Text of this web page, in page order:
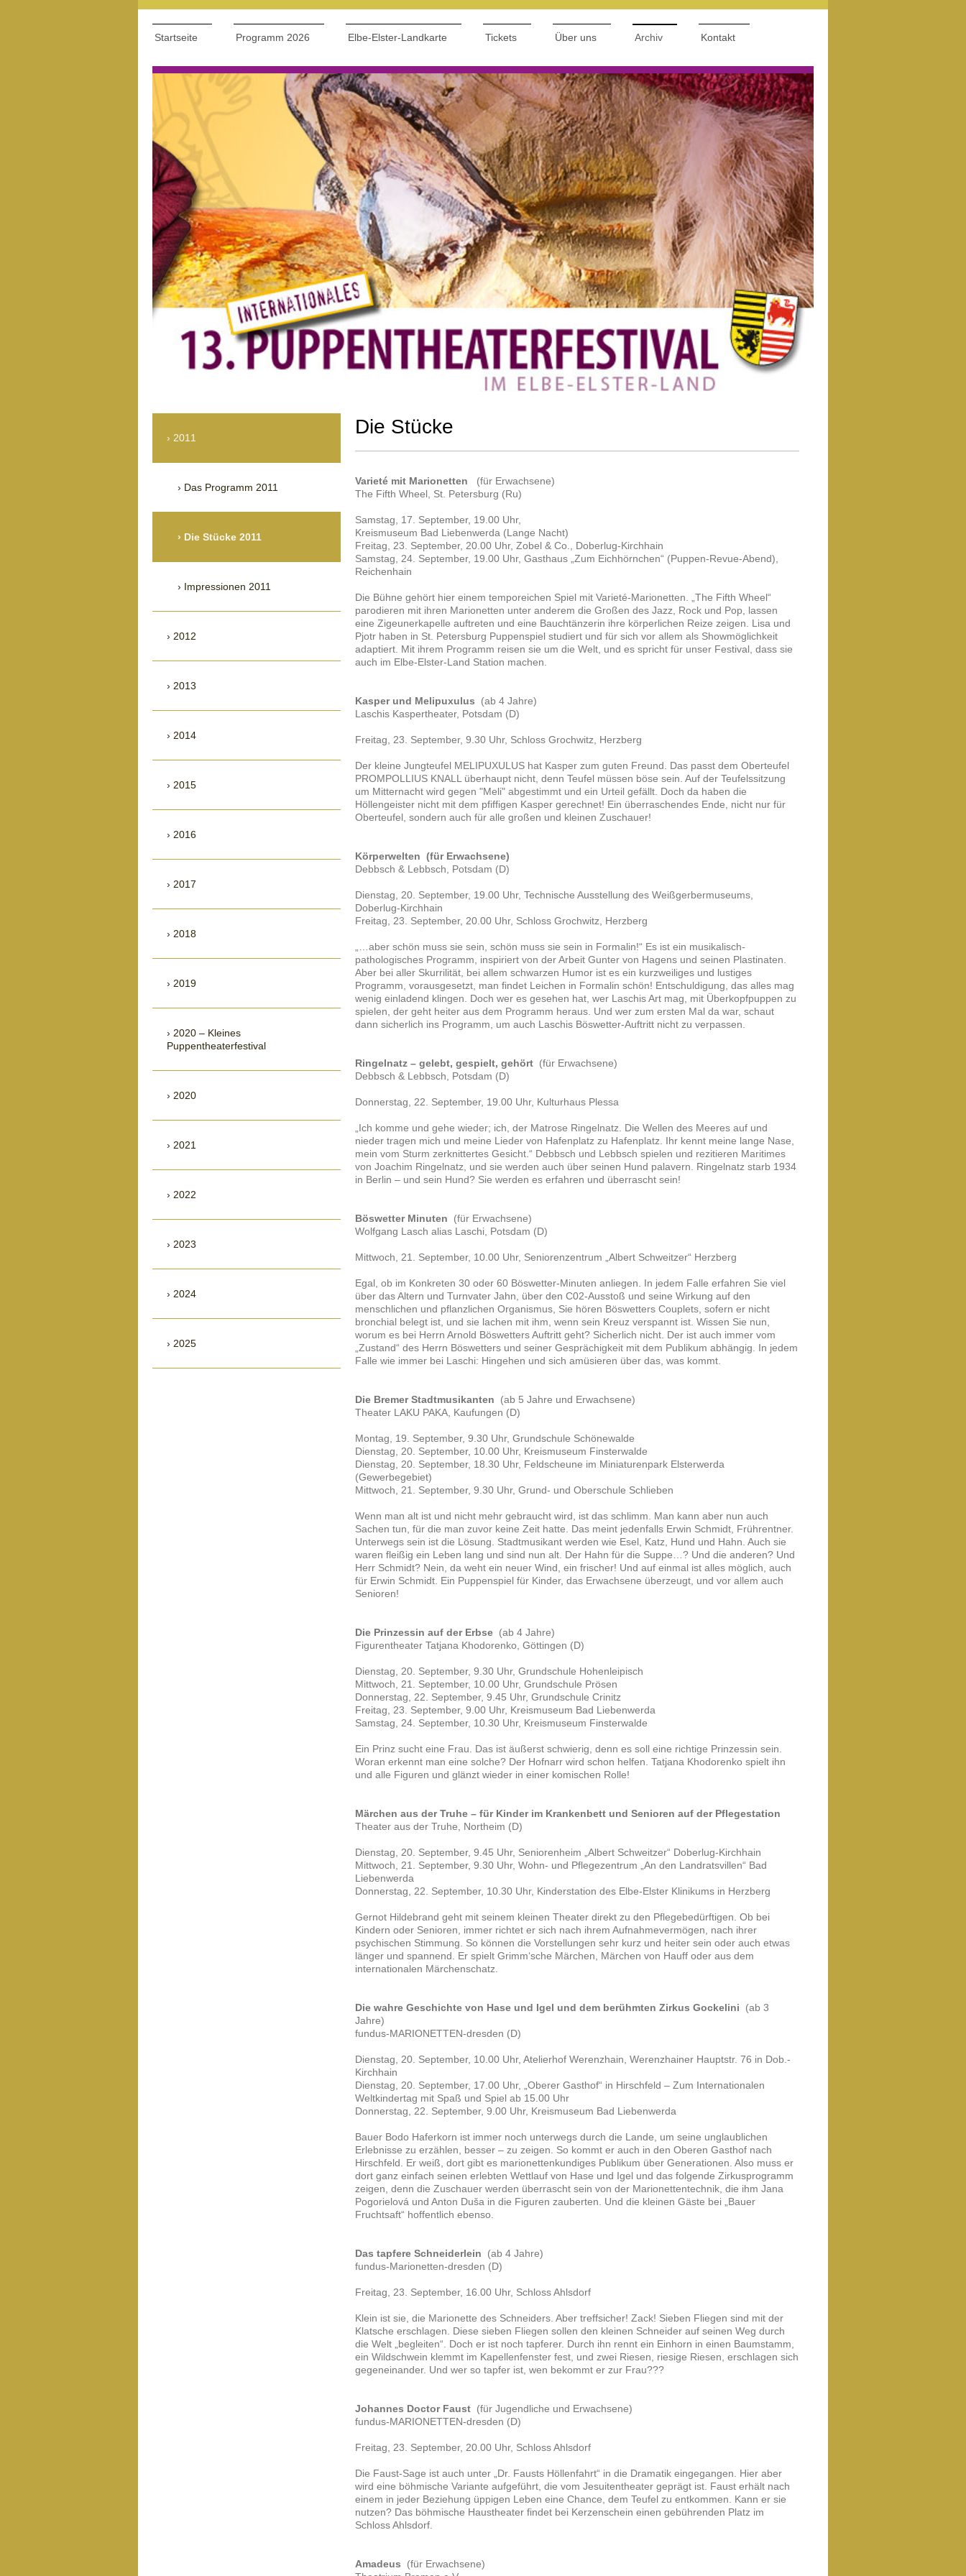
Startseite Programm 2026 Elbe-Elster-Landkarte Tickets Über uns Archiv Kontakt
Die Stücke
Varieté mit Marionetten
(für Erwachsene)
The Fifth Wheel, St. Petersburg (Ru)
Samstag, 17. September, 19.00 Uhr,
Kreismuseum Bad Liebenwerda (Lange Nacht)
Freitag, 23. September, 20.00 Uhr, Zobel & Co., Doberlug-Kirchhain
Samstag, 24. September, 19.00 Uhr, Gasthaus „Zum Eichhörnchen“ (Puppen-Revue-Abend),
Reichenhain
Die Bühne gehört hier einem temporeichen Spiel mit Varieté-Marionetten. „The Fifth Wheel“
parodieren mit ihren Marionetten unter anderem die Großen des Jazz, Rock und Pop, lassen
eine Zigeunerkapelle auftreten und eine Bauchtänzerin ihre körperlichen Reize zeigen. Lisa und
Pjotr haben in St. Petersburg Puppenspiel studiert und für sich vor allem als Showmöglichkeit
adaptiert. Mit ihrem Programm reisen sie um die Welt, und es spricht für unser Festival, dass sie
auch im Elbe-Elster-Land Station machen.
Kasper und Melipuxulus (ab 4 Jahre )
Laschis Kaspertheater, Potsdam (D)
Freitag, 23. September, 9.30 Uhr, Schloss Grochwitz, Herzberg
Der kleine Jungteufel MELIPUXULUS hat Kasper zum guten Freund. Das passt dem Oberteufel
PROMPOLLIUS KNALL überhaupt nicht, denn Teufel müssen böse sein. Auf der Teufelssitzung
um Mitternacht wird gegen "Meli" abgestimmt und ein Urteil gefällt. Doch da haben die
Höllengeister nicht mit dem pfiffigen Kasper gerechnet! Ein überraschendes Ende, nicht nur für
Oberteufel, sondern auch für alle großen und kleinen Zuschauer!
Körperwelten (für Erwachsene)
Debbsch & Lebbsch, Potsdam (D)
Dienstag, 20. September, 19.00 Uhr, Technische Ausstellung des Weißgerbermuseums,
Doberlug-Kirchhain
Freitag, 23. September, 20.00 Uhr, Schloss Grochwitz, Herzberg
„…aber schön muss sie sein, schön muss sie sein in Formalin!“ Es ist ein musikalisch-
pathologisches Programm, inspiriert von der Arbeit Gunter von Hagens und seinen Plastinaten.
Aber bei aller Skurrilität, bei allem schwarzen Humor ist es ein kurzweiliges und lustiges
Programm, vorausgesetzt, man findet Leichen in Formalin schön! Entschuldigung, das alles mag
wenig einladend klingen. Doch wer es gesehen hat, wer Laschis Art mag, mit Überkopfpuppen zu
spielen, der geht heiter aus dem Programm heraus. Und wer zum ersten Mal da war, schaut
dann sicherlich ins Programm, um auch Laschis Böswetter-Auftritt nicht zu verpassen.
Ringelnatz – gelebt, gespielt, gehört (für Erwachsene)
Debbsch & Lebbsch, Potsdam (D)
Donnerstag, 22. September, 19.00 Uhr, Kulturhaus Plessa
„Ich komme und gehe wieder; ich, der Matrose Ringelnatz. Die Wellen des Meeres auf und
nieder tragen mich und meine Lieder von Hafenplatz zu Hafenplatz. Ihr kennt meine lange Nase,
mein vom Sturm zerknittertes Gesicht.“ Debbsch und Lebbsch spielen und rezitieren Maritimes
von Joachim Ringelnatz, und sie werden auch über seinen Hund palavern. Ringelnatz starb 1934
in Berlin – und sein Hund? Sie werden es erfahren und überrascht sein!
Böswetter Minuten (für Erwachsene)
Wolfgang Lasch alias Laschi, Potsdam (D)
Mittwoch, 21. September, 10.00 Uhr, Seniorenzentrum „Albert Schweitzer“ Herzberg
Egal, ob im Konkreten 30 oder 60 Böswetter-Minuten anliegen. In jedem Falle erfahren Sie viel
über das Altern und Turnvater Jahn, über den C02-Ausstoß und seine Wirkung auf den
menschlichen und pflanzlichen Organismus, Sie hören Böswetters Couplets, sofern er nicht
bronchial belegt ist, und sie lachen mit ihm, wenn sein Kreuz verspannt ist. Wissen Sie nun,
worum es bei Herrn Arnold Böswetters Auftritt geht? Sicherlich nicht. Der ist auch immer vom
„Zustand“ des Herrn Böswetters und seiner Gesprächigkeit mit dem Publikum abhängig. In jedem
Falle wie immer bei Laschi: Hingehen und sich amüsieren über das, was kommt.
Die Bremer Stadtmusikanten (ab 5 Jahre und Erwachsene )
Theater LAKU PAKA, Kaufungen (D)
Montag, 19. September, 9.30 Uhr, Grundschule Schönewalde
Dienstag, 20. September, 10.00 Uhr, Kreismuseum Finsterwalde
Dienstag, 20. September, 18.30 Uhr, Feldscheune im Miniaturenpark Elsterwerda
(Gewerbegebiet)
Mittwoch, 21. September, 9.30 Uhr, Grund- und Oberschule Schlieben
Wenn man alt ist und nicht mehr gebraucht wird, ist das schlimm. Man kann aber nun auch
Sachen tun, für die man zuvor keine Zeit hatte. Das meint jedenfalls Erwin Schmidt, Frührentner.
Unterwegs sein ist die Lösung. Stadtmusikant werden wie Esel, Katz, Hund und Hahn. Auch sie
waren fleißig ein Leben lang und sind nun alt. Der Hahn für die Suppe…? Und die anderen? Und
Herr Schmidt? Nein, da weht ein neuer Wind, ein frischer! Und auf einmal ist alles möglich, auch
für Erwin Schmidt. Ein Puppenspiel für Kinder, das Erwachsene überzeugt, und vor allem auch
Senioren!
Die Prinzessin auf der Erbse (ab 4 Jahre )
Figurentheater Tatjana Khodorenko, Göttingen (D)
Dienstag, 20. September, 9.30 Uhr, Grundschule Hohenleipisch
Mittwoch, 21. September, 10.00 Uhr, Grundschule Prösen
Donnerstag, 22. September, 9.45 Uhr, Grundschule Crinitz
Freitag, 23. September, 9.00 Uhr, Kreismuseum Bad Liebenwerda
Samstag, 24. September, 10.30 Uhr, Kreismuseum Finsterwalde
Ein Prinz sucht eine Frau. Das ist äußerst schwierig, denn es soll eine richtige Prinzessin sein.
Woran erkennt man eine solche? Der Hofnarr wird schon helfen. Tatjana Khodorenko spielt ihn
und alle Figuren und glänzt wieder in einer komischen Rolle!
Märchen aus der Truhe – für Kinder im Krankenbett und Senioren auf der Pflegestation
Theater aus der Truhe, Northeim (D)
Dienstag, 20. September, 9.45 Uhr, Seniorenheim „Albert Schweitzer“ Doberlug-Kirchhain
Mittwoch, 21. September, 9.30 Uhr, Wohn- und Pflegezentrum „An den Landratsvillen“ Bad
Liebenwerda
Donnerstag, 22. September, 10.30 Uhr, Kinderstation des Elbe-Elster Klinikums in Herzberg
Gernot Hildebrand geht mit seinem kleinen Theater direkt zu den Pflegebedürftigen. Ob bei
Kindern oder Senioren, immer richtet er sich nach ihrem Aufnahmevermögen, nach ihrer
psychischen Stimmung. So können die Vorstellungen sehr kurz und heiter sein oder auch etwas
länger und spannend. Er spielt Grimm‘sche Märchen, Märchen von Hauff oder aus dem
internationalen Märchenschatz.
Die wahre Geschichte von Hase und Igel und dem berühmten Zirkus Gockelini (ab 3
Jahre )
fundus-MARIONETTEN-dresden (D)
Dienstag, 20. September, 10.00 Uhr, Atelierhof Werenzhain, Werenzhainer Hauptstr. 76 in Dob.-
Kirchhain
Dienstag, 20. September, 17.00 Uhr, „Oberer Gasthof“ in Hirschfeld – Zum Internationalen
Weltkindertag mit Spaß und Spiel ab 15.00 Uhr
Donnerstag, 22. September, 9.00 Uhr, Kreismuseum Bad Liebenwerda
Bauer Bodo Haferkorn ist immer noch unterwegs durch die Lande, um seine unglaublichen
Erlebnisse zu erzählen, besser – zu zeigen. So kommt er auch in den Oberen Gasthof nach
Hirschfeld. Er weiß, dort gibt es marionettenkundiges Publikum über Generationen. Also muss er
dort ganz einfach seinen erlebten Wettlauf von Hase und Igel und das folgende Zirkusprogramm
zeigen, denn die Zuschauer werden überrascht sein von der Marionettentechnik, die ihm Jana
Pogorielová und Anton Duša in die Figuren zauberten. Und die kleinen Gäste bei „Bauer
Fruchtsaft“ hoffentlich ebenso.
Das tapfere Schneiderlein (ab 4 Jahre )
fundus-Marionetten-dresden (D)
Freitag, 23. September, 16.00 Uhr, Schloss Ahlsdorf
Klein ist sie, die Marionette des Schneiders. Aber treffsicher! Zack! Sieben Fliegen sind mit der
Klatsche erschlagen. Diese sieben Fliegen sollen den kleinen Schneider auf seinen Weg durch
die Welt „begleiten“. Doch er ist noch tapferer. Durch ihn rennt ein Einhorn in einen Baumstamm,
ein Wildschwein klemmt im Kapellenfenster fest, und zwei Riesen, riesige Riesen, erschlagen sich
gegeneinander. Und wer so tapfer ist, wen bekommt er zur Frau???
Johannes Doctor Faust (für Jugendliche und Erwachsene )
fundus-MARIONETTEN-dresden (D)
Freitag, 23. September, 20.00 Uhr, Schloss Ahlsdorf
Die Faust-Sage ist auch unter „Dr. Fausts Höllenfahrt“ in die Dramatik eingegangen. Hier aber
wird eine böhmische Variante aufgeführt, die vom Jesuitentheater geprägt ist. Faust erhält nach
einem in jeder Beziehung üppigen Leben eine Chance, dem Teufel zu entkommen. Kann er sie
nutzen? Das böhmische Haustheater findet bei Kerzenschein einen gebührenden Platz im
Schloss Ahlsdorf.
Amadeus (für Erwachsene )
2011
Das Programm 2011
Die Stücke 2011
Impressionen 2011
2012
2013
2014
2015
2016
2017
2018
2019
2020 – Kleines
Puppentheaterfestival
2020
2021
2022
2023
2024
2025